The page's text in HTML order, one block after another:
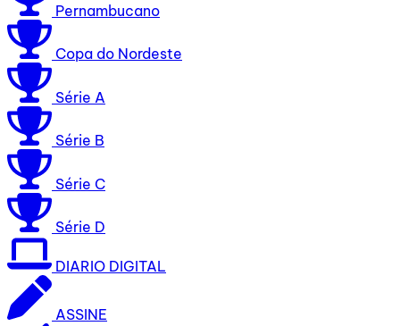
Pernambucano
Copa do Nordeste
Série A
Série B
Série C
Série D
DIARIO DIGITAL
ASSINE